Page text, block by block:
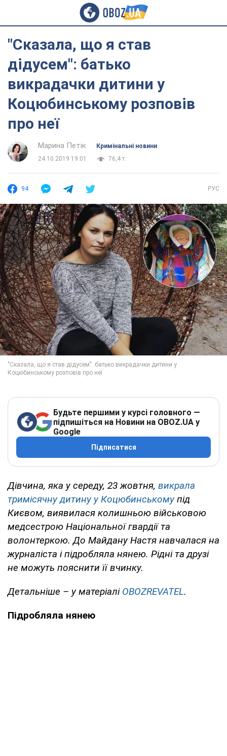
"Сказала, що я став
дідусем": батько
викрадачки дитини у
Коцюбинському розповів
про неї
Марина Петік
Кримінальні новини
24.10.2019 19:01
76,4 т.
94 РУС
Будьте першими у курсі головного —
підпишіться на Новини на OBOZ.UA у
Google
Підписатися
Дівчина, яка у середу, 23 жовтня, викрала
тримісячну дитину у Коцюбинському під
Києвом, виявилася колишньою військовою
медсестрою Національної гвардії та
волонтеркою. До Майдану Настя навчалася на
журналіста і підробляла нянею. Рідні та друзі
не можуть пояснити її вчинку.
Детальніше – у матеріалі OBOZREVATEL.
Підробляла нянею